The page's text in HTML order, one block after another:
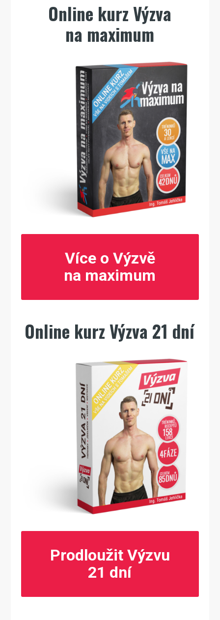
Online kurz Výzva
na maximum
Více o Výzvě
na maximum
Online kurz Výzva 21 dní
Prodloužit Výzvu
21 dní